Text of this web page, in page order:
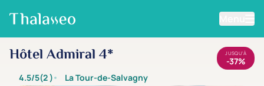
Aller au contenu principal
Hôtel Admiral 4* JUSQU'À
-37%
4.5/5(2) La Tour-de-Salvagny